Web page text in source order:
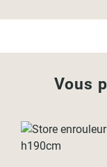
Vous